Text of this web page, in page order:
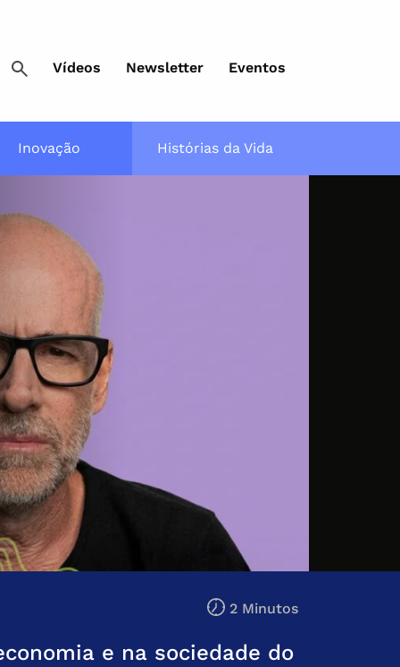
Vídeos Newsletter Eventos
Inovação Histórias da Vida
2 Minutos
e na sociedade do